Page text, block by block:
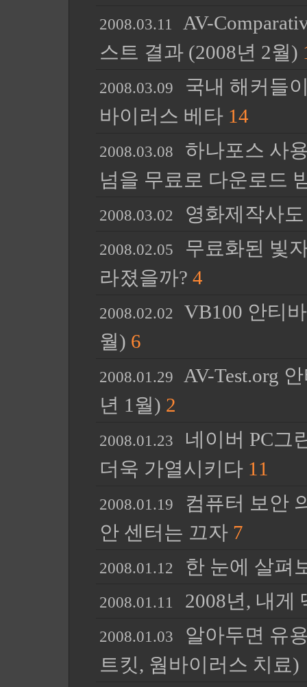
2008.03.11
AV-
스트 결과 (2008년 2월)
2008.03.09
국내 해커들
바이러스 베타 14
2008.03.08
하나포스 사
넘을 무료로 다운로드
2008.03.02 영화제작사
2008.02.05
무료화된 빛
라졌을까? 4
2008.02.02
VB100 안티
월) 6
2008.01.29
AV-Test.org
년 1월) 2
2008.01.23
네이버 PC그
더욱 가열시키다 11
2008.01.19
컴퓨터 보안
안 센터는 끄자 7
2008.01.12 한 눈에 살펴
2008.01.11 2008년, 내게
2008.01.03
알아두면 유
트킷, 웜바이러스 치료)